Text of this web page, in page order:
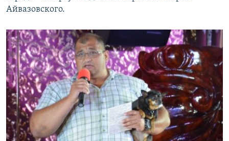
Айвазовского.